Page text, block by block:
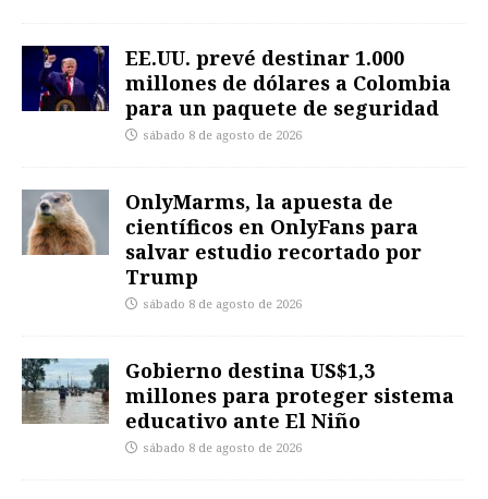
EE.UU. prevé destinar 1.000
millones de dólares a Colombia
para un paquete de seguridad
sábado 8 de agosto de 2026
OnlyMarms, la apuesta de
científicos en OnlyFans para
salvar estudio recortado por
Trump
sábado 8 de agosto de 2026
Gobierno destina US$1,3
millones para proteger sistema
educativo ante El Niño
sábado 8 de agosto de 2026